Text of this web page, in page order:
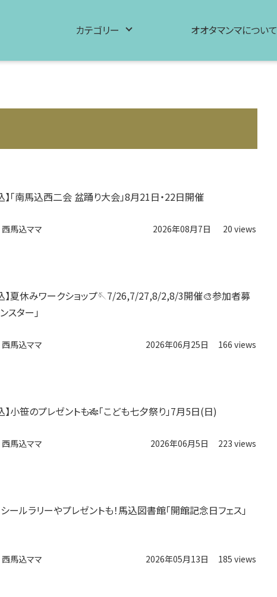
カテゴリー オオタマンマについて
】「南馬込西二会 盆踊り大会」8月21日・22日開催
西馬込ママ 2026年08月7日 20 views
】夏休みワークショップ🪡7/26,7/27,8/2,8/3開催🎨参加者募
スター」
西馬込ママ 2026年06月25日 166 views
【西馬込】小笹のプレゼントも‪🎋‬「こども七夕祭り」7月5日(日)
西馬込ママ 2026年06月5日 223 views
シールラリーやプレゼントも！馬込図書館「開館記念日フェス」
西馬込ママ 2026年05月13日 185 views